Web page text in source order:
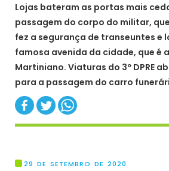
Lojas bateram as portas mais
passagem do corpo do militar,
fez a segurança de transeuntes e
famosa avenida da cidade, que é
Martiniano. Viaturas do 3º DPRE
para a passagem do carro
29 DE SETEMBRO DE 2020